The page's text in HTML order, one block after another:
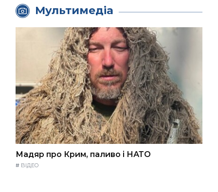
Мультимедіа
Мадяр про Крим, паливо і НАТО
# ВІДЕО